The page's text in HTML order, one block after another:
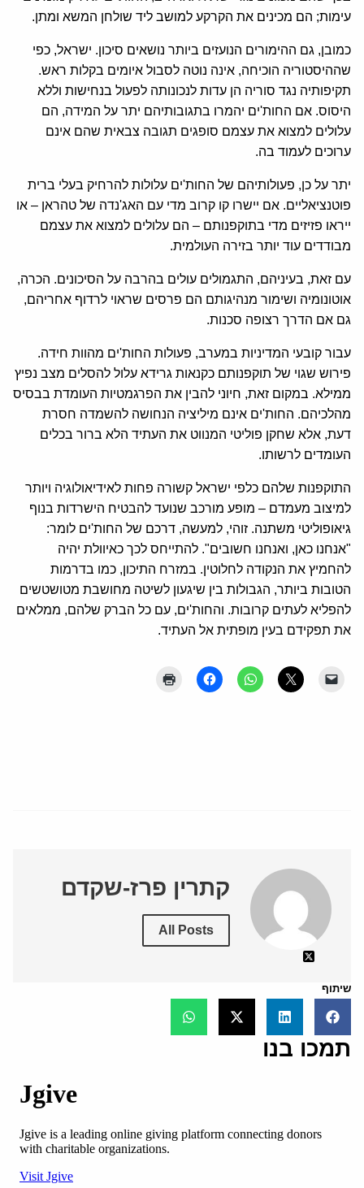
עימות; הם מכינים את הקרקע למושב ליד שולחן המשא ומתן.
כמובן, גם ההימורים הנועזים ביותר נושאים סיכון. ישראל, כפי
שההיסטוריה הוכיחה, אינה נוטה לסבול איומים בקלות ראש.
תקיפותיה נגד סוריה הן עדות לנכונותה לפעול בנחישות וללא
היסוס. אם החות'ים יהמרו בתגובותיהם יתר על המידה, הם
עלולים למצוא את עצמם סופגים תגובה צבאית שהם אינם
ערוכים לעמוד בה.
יתר על כן, פעולותיהם של החות'ים עלולות להרחיק בעלי ברית
פוטנציאליים. אם יישרו קו קרוב מדי עם האג'נדה של טהראן – או
ייראו פזיזים מדי בתוקפנותם – הם עלולים למצוא את עצמם
מבודדים עוד יותר בזירה העולמית.
עם זאת, בעיניהם, התגמולים עולים בהרבה על הסיכונים. הכרה,
אוטונומיה ושימור מנהיגותם הם פרסים שראוי לרדוף אחריהם,
גם אם הדרך רצופה סכנות.
עבור קובעי המדיניות במערב, פעולות החות'ים מהוות חידה.
פירוש שגוי של תוקפנותם כקנאות גרידא עלול להסלים מצב נפיץ
ממילא. במקום זאת, חיוני להבין את הפרגמטיות העומדת בבסיס
מהלכיהם. החות'ים אינם מיליציה הנחושה להשמדה חסרת
דעת, אלא שחקן פוליטי המנווט את העתיד הלא ברור בכלים
העומדים לרשותו.
התוקפנות שלהם כלפי ישראל קשורה פחות לאידיאולוגיה ויותר
למיצוב מעמדם – מופע מורכב שנועד להבטיח הישרדות בנוף
גיאופוליטי משתנה. זוהי, למעשה, דרכם של החות'ים לומר:
"אנחנו כאן, ואנחנו חשובים". להתייחס לכך כאיוולת יהיה
להחמיץ את הנקודה לחלוטין. במזרח התיכון, כמו בדרמות
הטובות ביותר, הגבולות בין שיגעון לשיטה מחושבת מטושטשים
להפליא לעתים קרובות. והחות'ים, עם כל הברק שלהם, ממלאים
את תפקידם בעין מופתית אל העתיד.
קתרין פרז-שקדם
All Posts
שיתוף
תמכו בנו